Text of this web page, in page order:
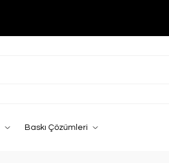
Baskı Çözümleri